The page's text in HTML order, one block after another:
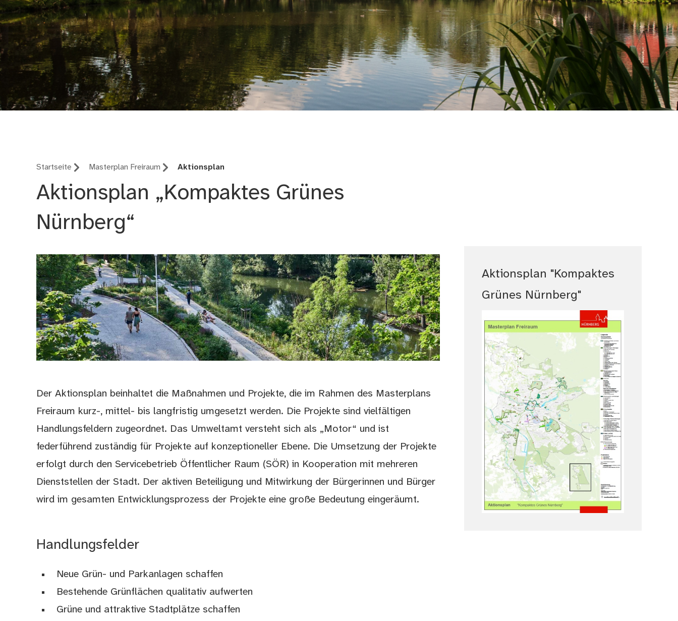
Startseite Masterplan Freiraum Aktionsplan
Aktionsplan „Kompaktes Grünes
Nürnberg“
Der Aktionsplan beinhaltet die Maßnahmen und Projekte, die im Rahmen des Masterplans
Freiraum kurz-, mittel- bis langfristig umgesetzt werden. Die Projekte sind vielfältigen
Handlungsfeldern zugeordnet. Das Umweltamt versteht sich als „Motor“ und ist
federführend zuständig für Projekte auf konzeptioneller Ebene. Die Umsetzung der Projekte
erfolgt durch den Servicebetrieb Öffentlicher Raum (SÖR) in Kooperation mit mehreren
Dienststellen der Stadt. Der aktiven Beteiligung und Mitwirkung der Bürgerinnen und Bürger
wird im gesamten Entwicklungsprozess der Projekte eine große Bedeutung eingeräumt.
Handlungsfelder
Neue Grün- und Parkanlagen schaffen
Bestehende Grünflächen qualitativ aufwerten
Grüne und attraktive Stadtplätze schaffen
Aktionsplan "Kompaktes
Grünes Nürnberg"